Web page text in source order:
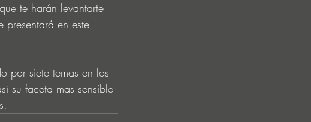
te harán levantarte
en este
por siete temas en los
su faceta mas sensíble